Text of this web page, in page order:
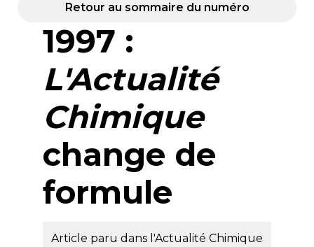
Retour au sommaire du numéro
1997 :
L'Actualité
Chimique
change de
formule
Article paru dans l'Actualité Chimique